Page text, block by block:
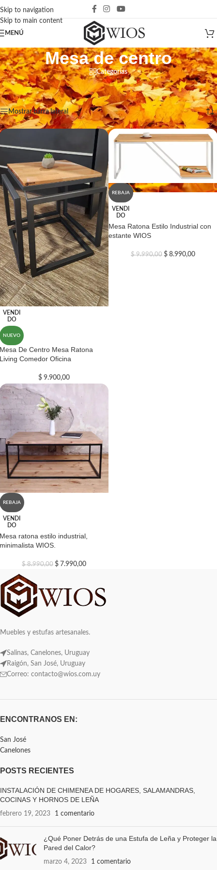
Skip to navigation
Skip to main content
MENÚ
Mesa de centro
Categorías
Inicio/Productos etiquetados “Mesa de centro”
Mostrando todos los 3 resultados
Mostrar barra lateral
VENDI
DO
NUEVO
Mesa De Centro Mesa Ratona
Living Comedor Oficina
$ 9.900,00
REBAJA
VENDI
DO
Mesa Ratona Estilo Industrial con
estante WIOS
$9.990,00 $ 8.990,00
REBAJA
VENDI
DO
Mesa ratona estilo industrial,
minimalista WIOS.
$8.990,00 $ 7.990,00
Muebles y estufas artesanales.
Salinas, Canelones, Uruguay
Raigón, San José, Uruguay
Correo: contacto@wios.com.uy
ENCONTRANOS EN:
San José
Canelones
POSTS RECIENTES
INSTALACIÓN DE CHIMENEA DE HOGARES, SALAMANDRAS,
COCINAS Y HORNOS DE LEÑA
febrero 19, 2023 1 comentario
¿Qué Poner Detrás de una Estufa de Leña y Proteger la
Pared del Calor?
marzo 4, 2023 1 comentario